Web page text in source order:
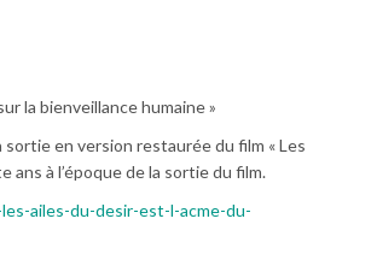
la bienveillance humaine »
en version restaurée du film « Les
à l’époque de la sortie du film.
ailes-du-desir-est-l-acme-du-